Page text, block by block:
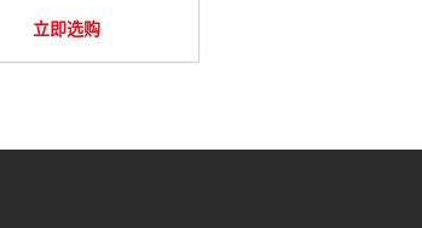
立即选购